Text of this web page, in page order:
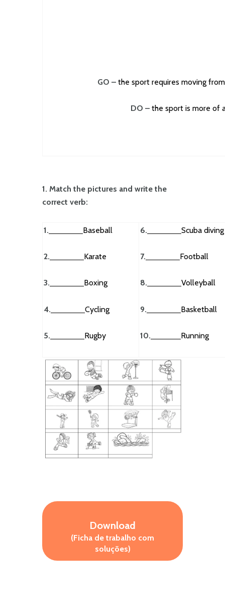
GO – the sport requires moving
DO – the sport is more of
1. Match the pictures and write the
correct verb:
1. Baseball
2. Karate
3. Boxing
4. Cycling
5. Rugby
6. Scuba diving
7. Football
8. Volleyball
9. Basketball
10. Running
Download
(Ficha de trabalho com
soluções)